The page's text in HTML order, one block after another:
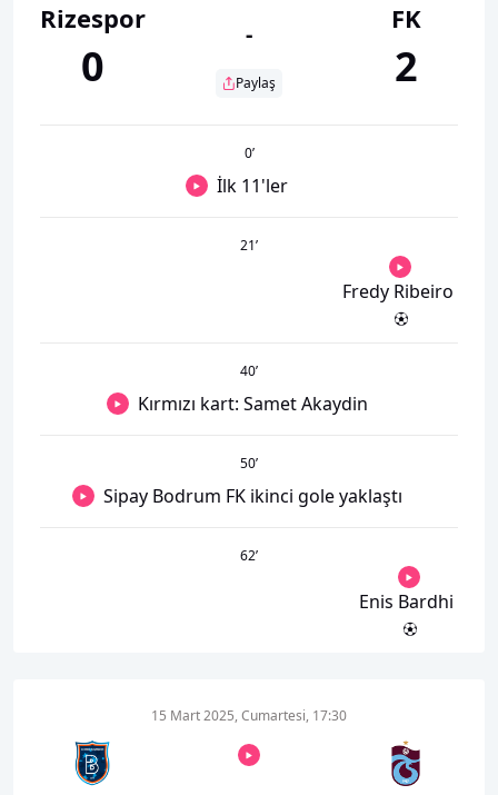
Rizespor
0
-
Paylaş
FK
2
0’
İlk 11'ler
21’
Fredy Ribeiro
40’
Kırmızı kart: Samet Akaydin
50’
Sipay Bodrum FK ikinci gole yaklaştı
62’
Enis Bardhi
15 Mart 2025, Cumartesi, 17:30